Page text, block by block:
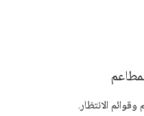
الانتظار.